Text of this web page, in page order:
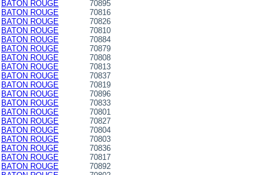
BATON ROUGE
70895
BATON ROUGE
70816
BATON ROUGE
70826
BATON ROUGE
70810
BATON ROUGE
70884
BATON ROUGE
70879
BATON ROUGE
70808
BATON ROUGE
70813
BATON ROUGE
70837
BATON ROUGE
70819
BATON ROUGE
70896
BATON ROUGE
70833
BATON ROUGE
70801
BATON ROUGE
70827
BATON ROUGE
70804
BATON ROUGE
70803
BATON ROUGE
70836
BATON ROUGE
70817
BATON ROUGE
70892